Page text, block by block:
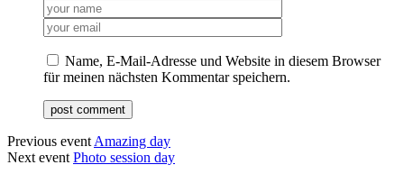
Name, E-Mail-Adresse und Website in diesem Browser
für meinen nächsten Kommentar speichern.
Previous event Amazing day
Next event Photo session day